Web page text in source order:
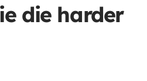
die harder